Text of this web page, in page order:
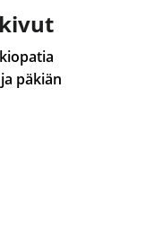
päkiän